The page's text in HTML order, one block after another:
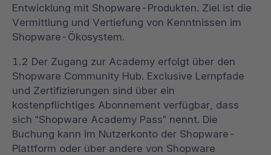
Entwicklung mit Shopware-Produkten. Ziel ist die
Vermittlung und Vertiefung von Kenntnissen im
Shopware-Ökosystem.
1.2 Der Zugang zur Academy erfolgt über den
Shopware Community Hub. Exclusive Lernpfade
und Zertifizierungen sind über ein
kostenpflichtiges Abonnement verfügbar, dass
sich “Shopware Academy Pass” nennt. Die
Buchung kann im Nutzerkonto der Shopware-
Plattform oder über andere von Shopware